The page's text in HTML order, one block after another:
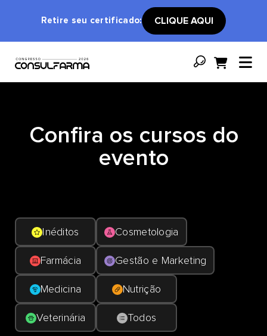
Retire seu certificado: CLIQUE AQUI
Confira os cursos do
evento
Inéditos Cosmetologia
Farmácia Gestão e Marketing
Medicina Nutrição
Veterinária Todos